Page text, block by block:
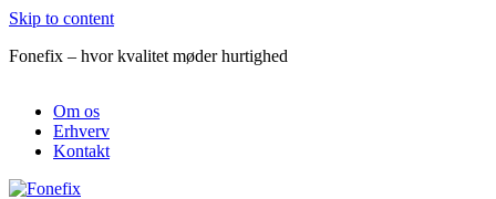
Skip to content
Fonefix – hvor kvalitet møder hurtighed
Om os
Erhverv
Kontakt